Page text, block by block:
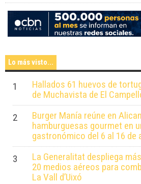
Lo más visto...
1
Hallados 61 huevos de
de Muchavista de El
2
Burger Manía reúne en
hamburguesas gourmet en
gastronómico del 6 al 16 de
3
La Generalitat despliega
20 medios aéreos para
La Vall d’Uixó